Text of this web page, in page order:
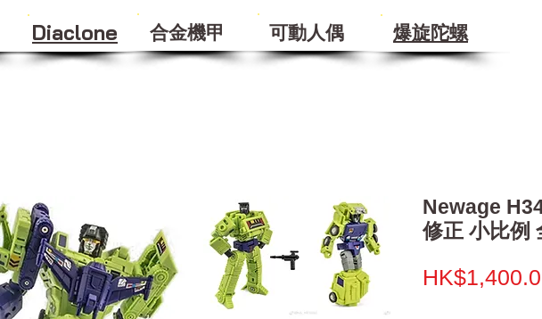
Diaclone 合金機甲 可動人偶 ​爆旋陀螺
Newage
修正 小比例